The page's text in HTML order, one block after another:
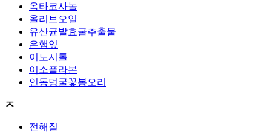
옥타코사놀
올리브오일
유산균발효굴추출물
은행잎
이노시톨
이소플라본
인동덩굴꽃봉오리
ㅈ
전해질